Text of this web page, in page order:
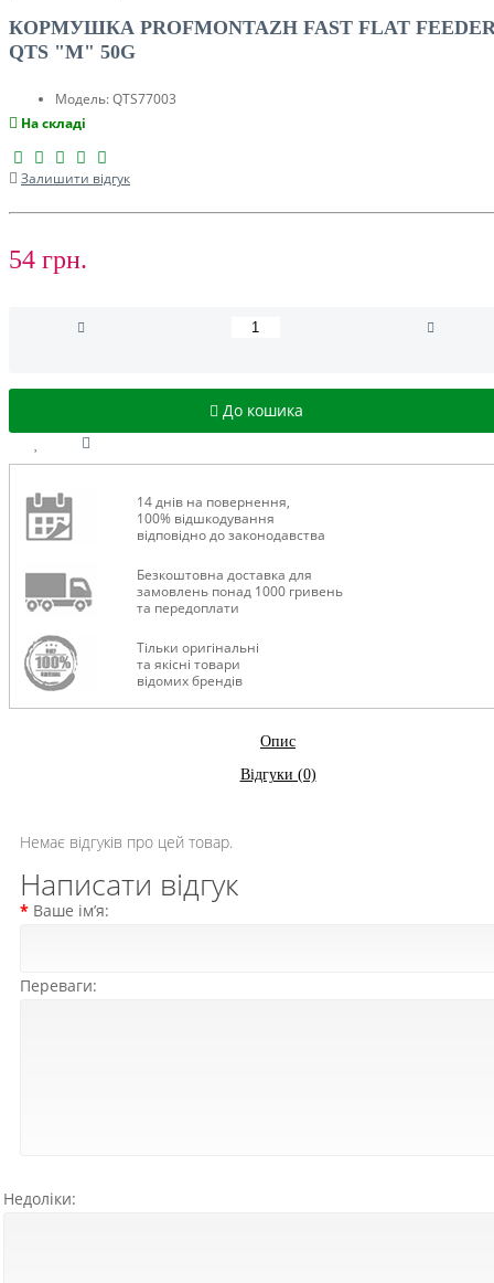
КОРМУШКА PROFMONTAZH FAST FLAT
QTS "M" 50G
Модель:QTS77003
На складі
Залишити відгук
54 грн.
До кошика
14 днів на повернення,
100% відшкодування
відповідно до законодавства
Безкоштовна доставка для
замовлень понад 1000 гривень
та передоплати
Тільки оригінальні
та якісні товари
відомих брендів
Опис
Відгуки (0)
Немає відгуків про цей товар.
Написати відгук
Ваше ім’я:
Переваги:
Недоліки: